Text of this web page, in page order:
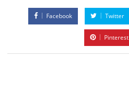
Facebook Twitter
Pinterest